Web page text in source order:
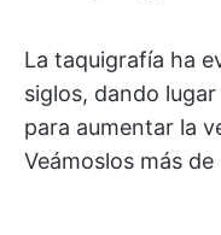
La taquigrafía ha
siglos, dando
para aumentar la
Veámoslos más de